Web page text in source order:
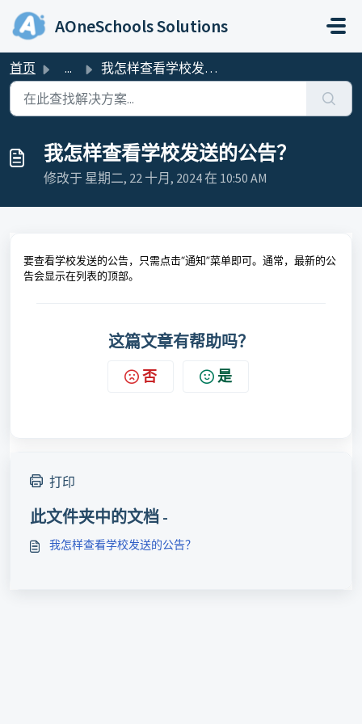
跳过至主要内容
AOneSchools Solutions
首页 ... 我怎样查看学校发送的公告？
我怎样查看学校发送的公告？
修改于 星期二, 22 十月, 2024 在 10:50 AM
要查看学校发送的公告，只需点击“通知”菜单即可。通常，最新的公
告会显示在列表的顶部。
这篇文章有帮助吗？
否 是
打印
此文件夹中的文档 -
我怎样查看学校发送的公告？